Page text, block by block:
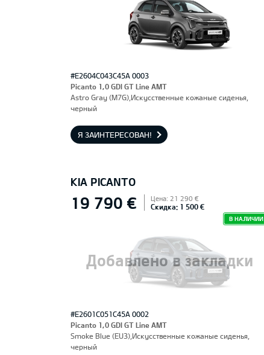
#E2604C043C45A 0003
Picanto 1,0 GDI GT Line AMT
Astro Gray (M7G),Искусственные кожаные сиденья,
черный
Я ЗАИНТЕРЕСОВАН!
KIA PICANTO
Добавлено в закладки
19 790 € Цена: 21 290 €
Скидка: 1 500 €
В НАЛИЧИИ
#E2601C051C45A 0002
Picanto 1,0 GDI GT Line AMT
Smoke Blue (EU3),Искусственные кожаные сиденья,
черный